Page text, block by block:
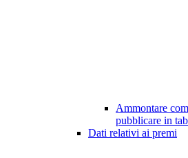
Ammontare
pubblicare in
Dati relativi ai premi